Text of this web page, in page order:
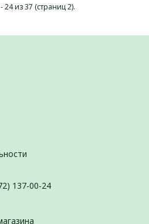
24 из 37 (страниц 2).
137-00-24